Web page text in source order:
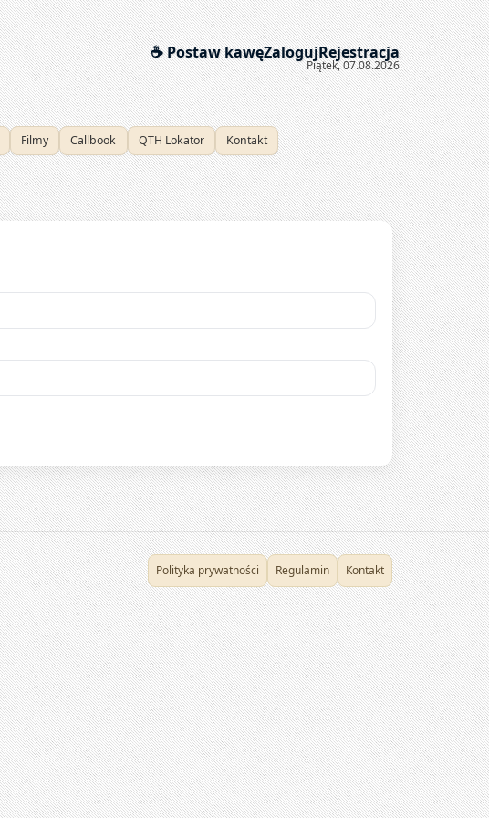
☕ Postaw kawęZalogujRejestracja
Piątek, 07.08.2026
Filmy Callbook QTH Lokator Kontakt
Polityka prywatności Regulamin Kontakt